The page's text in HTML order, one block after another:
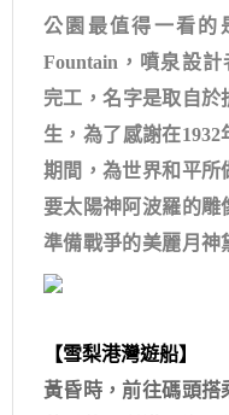
公園最值得一看的
Fountain，噴泉設計
完工，名字是取自於
生，為了感謝在
期間，為世界和平所
要太陽神阿波羅的雕
準備戰爭的美麗月神
【雪梨港灣遊船】
黃昏時，前往碼頭搭